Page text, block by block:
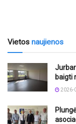
Vietos naujienos
baigti
2026-